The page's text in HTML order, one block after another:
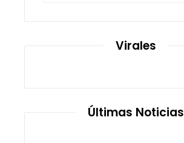
Virales
Últimas Noticias